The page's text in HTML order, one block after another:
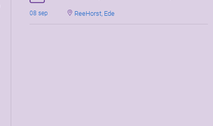
08 sep ReeHorst, Ede